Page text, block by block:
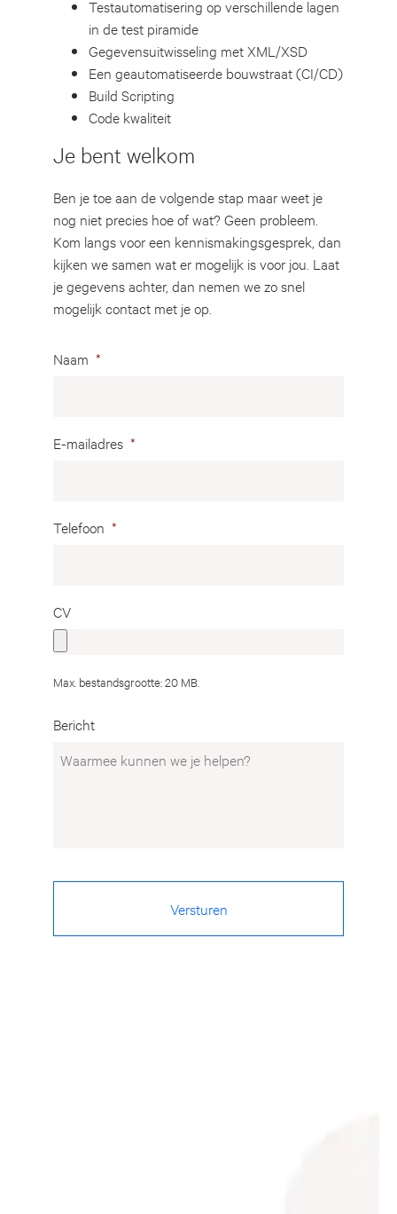
Testautomatisering op verschillende lagen
in de test piramide
Gegevensuitwisseling met XML/XSD
Een geautomatiseerde bouwstraat (CI/CD)
Build Scripting
Code kwaliteit
Je bent welkom
Ben je toe aan de volgende stap maar weet je
nog niet precies hoe of wat? Geen probleem.
Kom langs voor een kennismakingsgesprek, dan
kijken we samen wat er mogelijk is voor jou. Laat
je gegevens achter, dan nemen we zo snel
mogelijk contact met je op.
Naam *
E-mailadres *
Telefoon *
CV
Max. bestandsgrootte: 20 MB.
Bericht